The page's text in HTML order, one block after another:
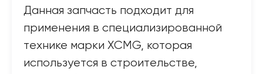
Данная запчасть подходит для
применения в специализированной
технике марки XCMG, которая
используется в строительстве,